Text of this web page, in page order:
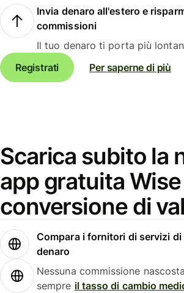
Invia denaro all'estero e
commissioni
Il tuo denaro ti porta più
Registrati
Per saperne di più
Scarica subito la
app gratuita
conversione di
Compara i fornitori di servizi
denaro
Nessuna commissione
sempre il tasso di cambio